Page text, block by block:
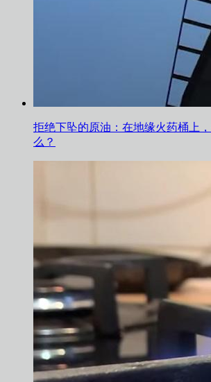
拒绝下坠的原油：在地缘火药桶上
么？